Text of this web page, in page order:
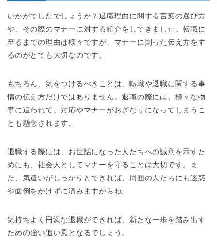
いかがでしたでしょうか？退職理由に関する言葉の選び方
や、その際のマナーに対する紹介をしてきました。転職に
至るまでの理由は様々ですが、マナーに則った伝え方をす
るのがとても大切なのです。
もちろん、気をつけるべきことは、転職や退職に関する事
情の伝え方だけではありません。退職の際には、様々な物
事に追われて、対応やマナーがおざなりになってしまうこ
とも懸念されます。
退職する際には、お世話になった人たちへの誠意を示すた
めにも、社会人としてマナーを守ることは大切です。ま
た、気遣いがしっかりとできれば、周囲の人たちにも迷惑
や面倒をかけずに済みますからね。
気持ちよく円満な退職ができれば、新たな一歩を踏み出す
ための強い追い風となるでしょう。